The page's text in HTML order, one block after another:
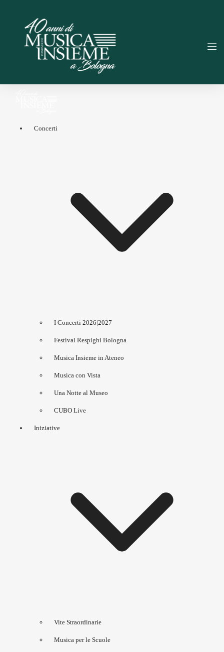
Concerti
I Concerti 2026|2027
Festival Respighi Bologna
Musica Insieme in Ateneo
Musica con Vista
Una Notte al Museo
CUBO Live
Iniziative
Vite Straordinarie
Musica per le Scuole